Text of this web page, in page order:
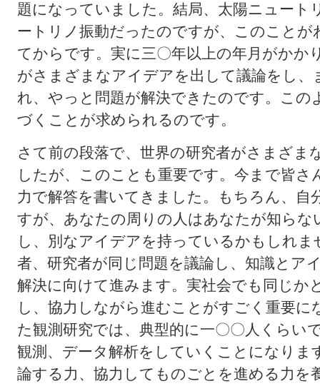
題になっていました。結局、太陽ニュート
ートリノ振動だったのですが、このこと
てからです。実に三〇年以上の年月がかか
がさまざまなアイデアを出して議論をし
れ、やっと問題が解決できたのです。この
づくことが求められるのです。
さて前の段落で、世界の研究者がさまざま
したが、このことも重要です。今まで皆さ
力で解答を書いてきました。もちろん、自
すが、あなたの周りの人はあなたが知ら
し、別なアイデアを持っているかもしれ
者、研究者が同じ問題を議論し、知識とア
解決に向けて進みます。実社会でも同じか
し、協力しながら進むことがすごく重要
た観測研究では、典型的に一〇〇人くらい
観測、データ解析をしていくことになりま
論する力、協力してものごとを進める力を